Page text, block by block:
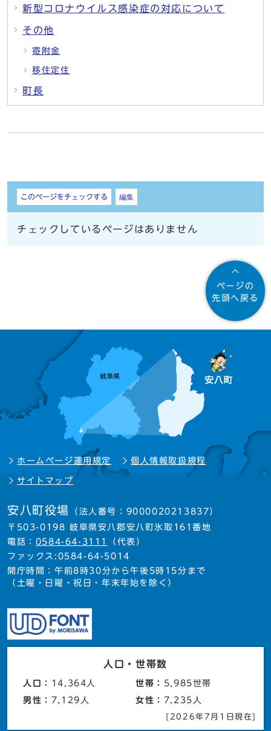
新型コロナウイルス感染症の対応について
その他
寄附金
移住定住
町長
しおり
このページをチェックする 編集
チェックしているページはありません
ページの
先頭へ戻る
ホームページ運用規定 個人情報取扱規程
サイトマップ
安八町役場 （法人番号：9000020213837）
〒503-0198 岐阜県安八郡安八町氷取161番地
電話： 0584-64-3111
（代表）
ファックス:0584-64-5014
開庁時間：午前8時30分から午後5時15分まで
（土曜・日曜・祝日・年末年始を除く）
人口・世帯数
人口： 14,364人 世帯： 5,985世帯
男性： 7,129人 女性： 7,235人
[2026年7月1日現在]